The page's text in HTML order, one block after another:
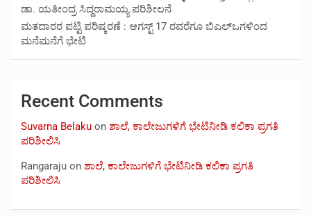
ಡಾ. ಯತೀಂದ್ರ ಸಿದ್ದರಾಮಯ್ಯ ಪರಿಶೀಲನೆ
ಮತದಾರರ ಪಟ್ಟಿ ಪರಿಷ್ಕರಣೆ : ಆಗಸ್ಟ್ 17 ರವರೆಗೂ ಬಿಎಲ್‍ಒಗಳಿಂದ
ಮನೆಮನೆಗೆ ಭೇಟಿ
Recent Comments
Suvarna Belaku on ಶಾಲೆ, ಕಾಲೇಜುಗಳಿಗೆ ಭೇಟಿನೀಡಿ ಕಲಿಕಾ ಪ್ರಗತಿ
ಪರಿಶೀಲಿಸಿ
Rangaraju on ಶಾಲೆ, ಕಾಲೇಜುಗಳಿಗೆ ಭೇಟಿನೀಡಿ ಕಲಿಕಾ ಪ್ರಗತಿ
ಪರಿಶೀಲಿಸಿ